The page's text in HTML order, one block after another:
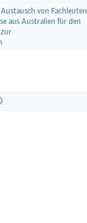
von Fachleuten
aus Australien für den